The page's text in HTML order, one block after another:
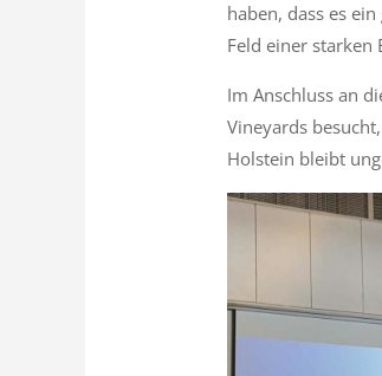
haben, dass es
Feld einer starken
Im Anschluss an
Vineyards
Holstein bleibt